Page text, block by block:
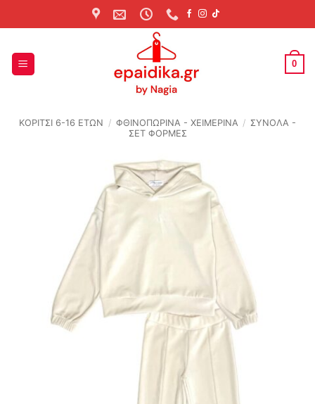
to
0
ΚΟΡΙΤΣΙ 6-16 ΕΤΩΝ / ΦΘΙΝΟΠΩΡΙΝΆ - ΧΕΙΜΕΡΙΝΆ / ΣΥΝΟΛΑ -
ΣΕΤ ΦΟΡΜΕΣ